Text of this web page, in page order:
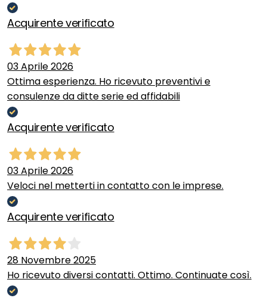
Acquirente verificato
03 Aprile 2026
Ottima esperienza. Ho ricevuto preventivi e
consulenze da ditte serie ed affidabili
Acquirente verificato
03 Aprile 2026
Veloci nel metterti in contatto con le imprese.
Acquirente verificato
28 Novembre 2025
Ho ricevuto diversi contatti. Ottimo. Continuate così.